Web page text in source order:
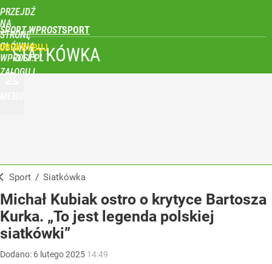
PRZEJDŹ
NA
STRONĘ
GŁÓWNĄ
WPROST.PL
SPORT WPROST
ZALOGUJ
SIATKÓWKA
Sport / Siatkówka
Michał Kubiak ostro o krytyce Bartosza
Kurka. „To jest legenda polskiej
siatkówki”
Dodano: 6 lutego2025 14:49